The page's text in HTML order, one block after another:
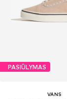
PASIŪLYMAS
VANS